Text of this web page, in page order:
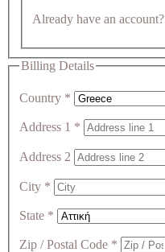
Already have an account?
Billing Details
Country *
Address 1 *
Address 2
City *
State *
Zip / Postal Code *